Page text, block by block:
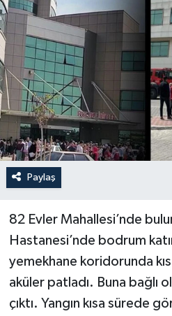
Paylaş
82 Evler Mahallesi’nde
Hastanesi’nde bodrum
yemekhane koridorunda
aküler patladı. Buna bağlı
çıktı. Yangın kısa sürede